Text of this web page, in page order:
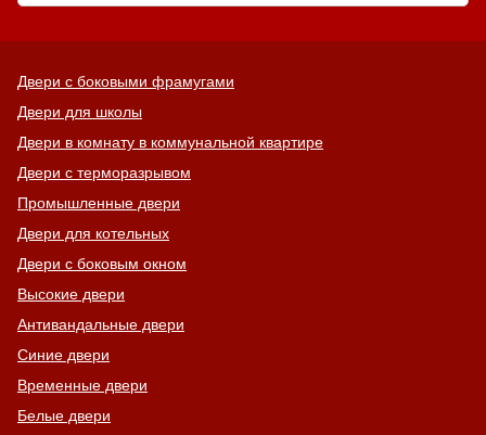
Двери с боковыми фрамугами
Двери для школы
Двери в комнату в коммунальной квартире
Двери с терморазрывом
Промышленные двери
Двери для котельных
Двери с боковым окном
Высокие двери
Антивандальные двери
Синие двери
Временные двери
Белые двери